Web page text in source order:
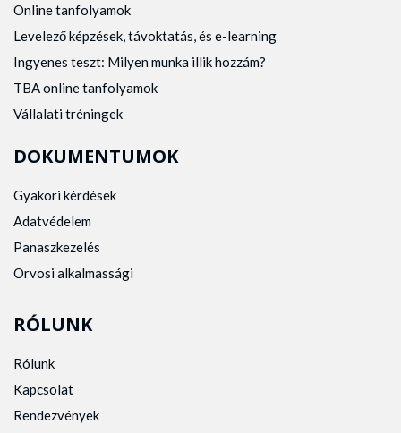
Online tanfolyamok
Levelező képzések, távoktatás, és e-learning
Ingyenes teszt: Milyen munka illik hozzám?
TBA online tanfolyamok
Vállalati tréningek
DOKUMENTUMOK
Gyakori kérdések
Adatvédelem
Panaszkezelés
Orvosi alkalmassági
RÓLUNK
Rólunk
Kapcsolat
Rendezvények